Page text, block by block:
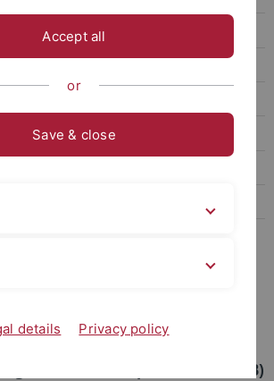
und Trainingswissenschaft
im Sport
von Sportvereinen
im Gespräch mit Michael Jung
Landessportbund (WLSB)
Accept all
or
Save & close
details Privacy policy